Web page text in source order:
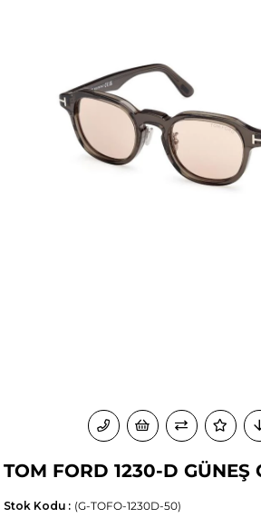
TOM FORD 1230-D GÜNEŞ
(G-TOFO-1230D-50)
Stok Kodu